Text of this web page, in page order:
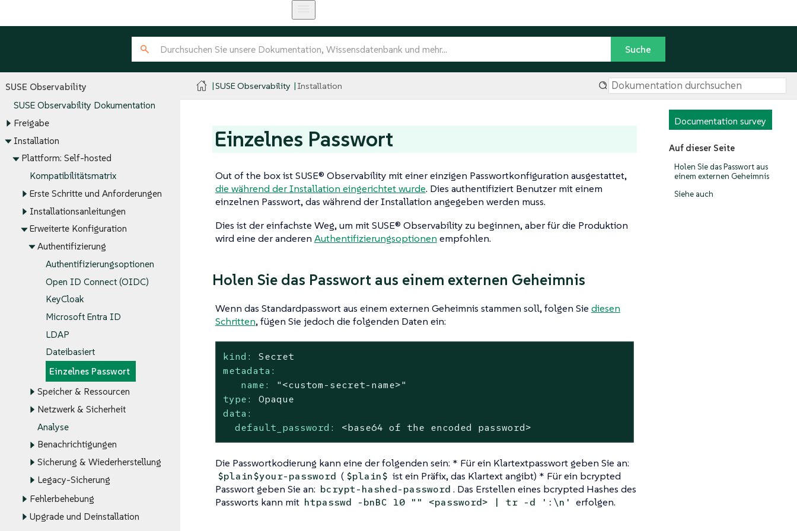
SUSE Observability
SUSE Observability Dokumentation
Freigabe
Installation
Plattform: Self-hosted
Kompatibilitätsmatrix
Erste Schritte und Anforderungen
Installationsanleitungen
Erweiterte Konfiguration
Authentifizierung
Authentifizierungsoptionen
Open ID Connect (OIDC)
KeyCloak
Microsoft Entra ID
LDAP
Dateibasiert
Einzelnes Passwort
Speicher & Ressourcen
Netzwerk & Sicherheit
Analyse
Benachrichtigungen
Sicherung & Wiederherstellung
Legacy-Sicherung
Fehlerbehebung
Upgrade und Deinstallation
SUSE Observability Installation
Documentation survey
Auf dieser Seite
Holen Sie das Passwort aus
einem externen Geheimnis
Siehe auch
Einzelnes Passwort
Out of the box ist SUSE® Observability mit einer einzigen Passwortkonfiguration ausgestattet,
die während der Installation eingerichtet wurde. Dies authentifiziert Benutzer mit einem
einzelnen Passwort, das während der Installation angegeben werden muss.
Dies ist der einfachste Weg, um mit SUSE® Observability zu beginnen, aber für die Produktion
wird eine der anderen Authentifizierungsoptionen empfohlen.
Holen Sie das Passwort aus einem externen Geheimnis
Wenn das Standardpasswort aus einem externen Geheimnis stammen soll, folgen Sie diesen
Schritten, fügen Sie jedoch die folgenden Daten ein:
kind:
Secret
metadata:
name:
"<custom-secret-name>"
type:
Opaque
data:
default_password:
<base64 of the encoded password>
Die Passwortkodierung kann eine der folgenden sein: * Für ein Klartextpasswort geben Sie an:
$plain$your-password ( $plain$ ist ein Präfix, das Klartext angibt) * Für ein bcrypted
Passwort geben Sie an: bcrypt-hashed-password . Das Erstellen eines bcrypted Hashes des
Passworts kann mit htpasswd -bnBC 10 "" <password> | tr -d ':\n' erfolgen.